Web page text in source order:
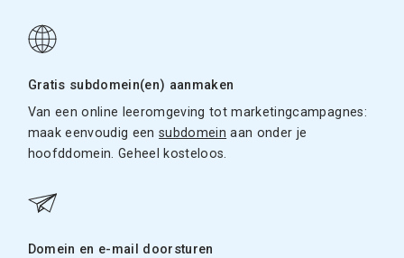
Gratis subdomein(en) aanmaken
Van een online leeromgeving tot marketingcampagnes:
maak eenvoudig eensubdomein aan onder je
hoofddomein. Geheel kosteloos.
Domein en e-mail doorsturen